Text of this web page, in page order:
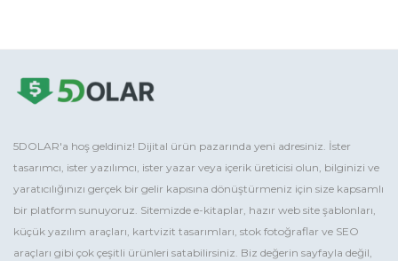
5DOLAR'a hoş geldiniz! Dijital ürün pazarında yeni adresiniz. İster
tasarımcı, ister yazılımcı, ister yazar veya içerik üreticisi olun, bilginizi ve
yaratıcılığınızı gerçek bir gelir kapısına dönüştürmeniz için size kapsamlı
bir platform sunuyoruz. Sitemizde e-kitaplar, hazır web site şablonları,
küçük yazılım araçları, kartvizit tasarımları, stok fotoğraflar ve SEO
araçları gibi çok çeşitli ürünleri satabilirsiniz. Biz değerin sayfayla değil,